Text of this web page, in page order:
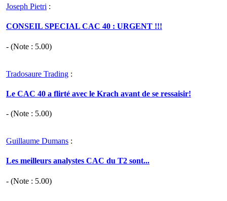
Joseph Pietri :
CONSEIL SPECIAL CAC 40 : URGENT !!!
- (Note : 5.00)
Tradosaure Trading :
Le CAC 40 a flirté avec le Krach avant de se ressaisir!
- (Note : 5.00)
Guillaume Dumans :
Les meilleurs analystes CAC du T2 sont...
- (Note : 5.00)